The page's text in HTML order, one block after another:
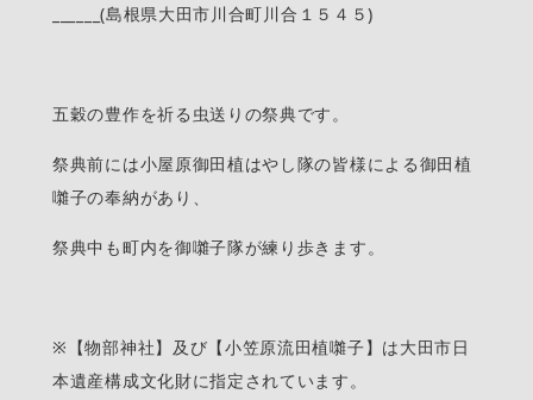
______(島根県大田市川合町川合１５４５)
五穀の豊作を祈る虫送りの祭典です。
祭典前には小屋原御田植はやし隊の皆様による御田植
囃子の奉納があり、
祭典中も町内を御囃子隊が練り歩きます。
※【物部神社】及び【小笠原流田植囃子】は大田市日
本遺産構成文化財に指定されています。